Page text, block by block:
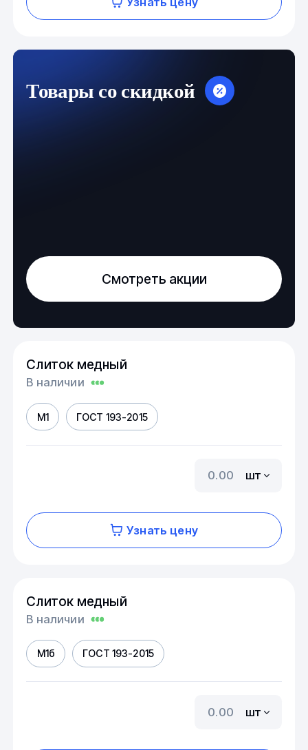
Товары со скидкой
Смотреть акции
Слиток медный
В наличии
М1 ГОСТ 193-2015
шт
Узнать цену
Слиток медный
В наличии
М1б ГОСТ 193-2015
шт